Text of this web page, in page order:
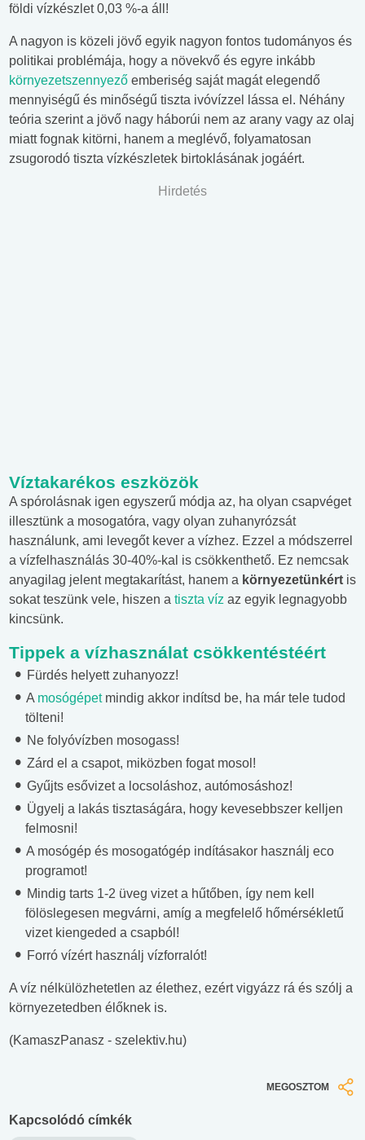
földi vízkészlet 0,03 %-a áll!
A nagyon is közeli jövő egyik nagyon fontos tudományos és
politikai problémája, hogy a növekvő és egyre inkább
környezetszennyező emberiség saját magát elegendő
mennyiségű és minőségű tiszta ivóvízzel lássa el. Néhány
teória szerint a jövő nagy háborúi nem az arany vagy az olaj
miatt fognak kitörni, hanem a meglévő, folyamatosan
zsugorodó tiszta vízkészletek birtoklásának jogáért.
Hirdetés
Víztakarékos eszközök
A spórolásnak igen egyszerű módja az, ha olyan csapvéget
illesztünk a mosogatóra, vagy olyan zuhanyrózsát
használunk, ami levegőt kever a vízhez. Ezzel a módszerrel
a vízfelhasználás 30-40%-kal is csökkenthető. Ez nemcsak
anyagilag jelent megtakarítást, hanem a környezetünkért is
sokat teszünk vele, hiszen a tiszta víz az egyik legnagyobb
kincsünk.
Tippek a vízhasználat csökkentéstéért
Fürdés helyett zuhanyozz!
A mosógépetmindig akkor indítsd be, ha már tele tudod
tölteni!
Ne folyóvízben mosogass!
Zárd el a csapot, miközben fogat mosol!
Gyűjts esővizet a locsoláshoz, autómosáshoz!
Ügyelj a lakás tisztaságára, hogy kevesebbszer kelljen
felmosni!
A mosógép és mosogatógép indításakor használj eco
programot!
Mindig tarts 1-2 üveg vizet a hűtőben, így nem kell
fölöslegesen megvárni, amíg a megfelelő hőmérsékletű
vizet kiengeded a csapból!
Forró vízért használj vízforralót!
A víz nélkülözhetetlen az élethez, ezért vigyázz rá és szólj a
környezetedben élőknek is.
(KamaszPanasz - szelektiv.hu)
MEGOSZTOM
Kapcsolódó címkék